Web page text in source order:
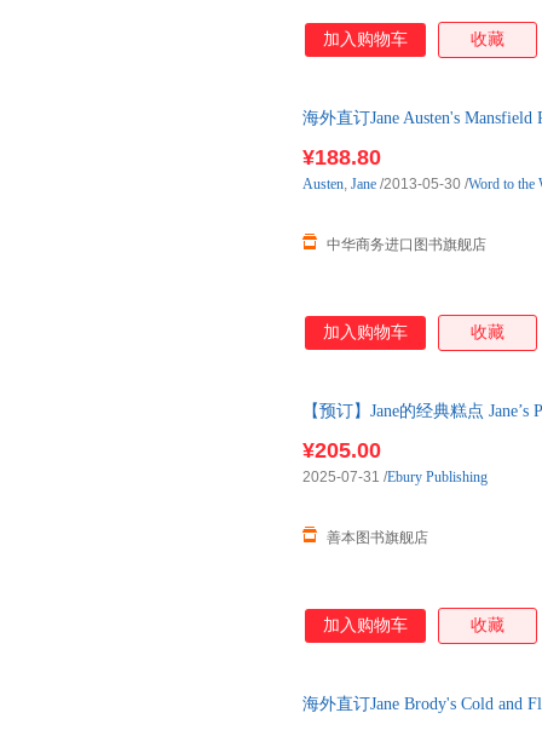
加入购物车 收藏
海外直订Jane Austen's Mansfield
¥188.80
中华商务进口图书旗舰店
Austen, Jane /2013-05-30 /Word to the
加入购物车 收藏
【预订】Jane的经典糕点
¥205.00
善本图书旗舰店
2025-07-31 /Ebury Publishing
加入购物车 收藏
海外直订Jane Brody's Cold and